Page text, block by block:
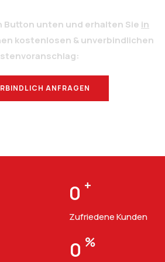
Button unten und erhalten Sie in
kostenlosen & unverbindlichen
ANFRAGEN
0 +
Zufriedene Kunden
0 %